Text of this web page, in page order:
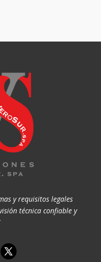
y requisitos legales
técnica confiable y